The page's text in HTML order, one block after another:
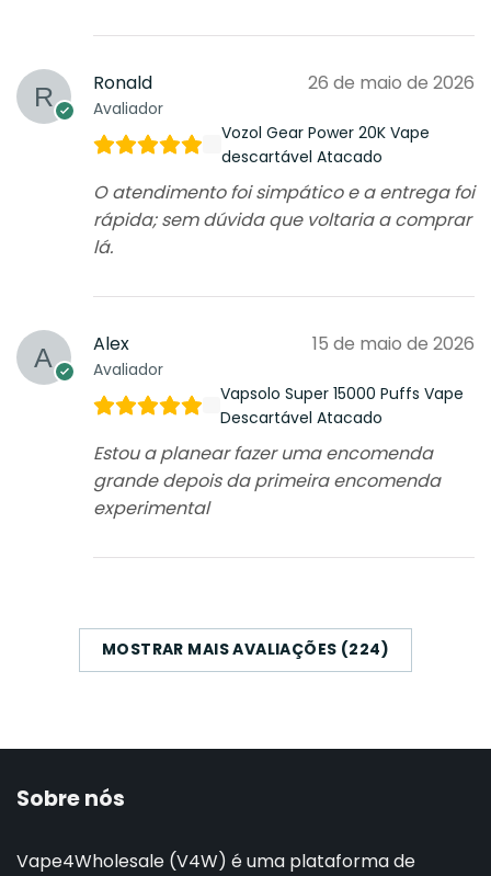
Ronald
Avaliador
26 de maio de 2026
Vozol Gear Power 20K Vape
descartável Atacado
O atendimento foi simpático e a entrega foi
rápida; sem dúvida que voltaria a comprar
lá.
Alex
Avaliador
15 de maio de 2026
Vapsolo Super 15000 Puffs Vape
Descartável Atacado
Estou a planear fazer uma encomenda
grande depois da primeira encomenda
experimental
MOSTRAR MAIS AVALIAÇÕES (224)
Sobre nós
Vape4Wholesale (V4W) é uma plataforma de